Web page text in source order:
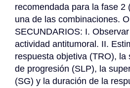
recomendada para la fase 2
una de las combinaciones.
SECUNDARIOS: I.
actividad antitumoral. II.
respuesta objetiva (TRO), la
de progresión (SLP), la
(SG) y la duración de la